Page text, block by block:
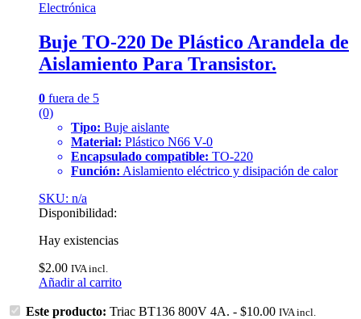
Electrónica
Buje TO-220 De Plástico Arandela de
Aislamiento Para Transistor.
0 fuera de 5
(0)
Tipo: Buje aislante
Material: Plástico N66 V-0
Encapsulado compatible: TO-220
Función: Aislamiento eléctrico y disipación de calor
SKU: n/a
Disponibilidad:
Hay existencias
$2.00 IVA incl.
Añadir al carrito
Este producto: Triac BT136 800V 4A. - $10.00 IVA incl.